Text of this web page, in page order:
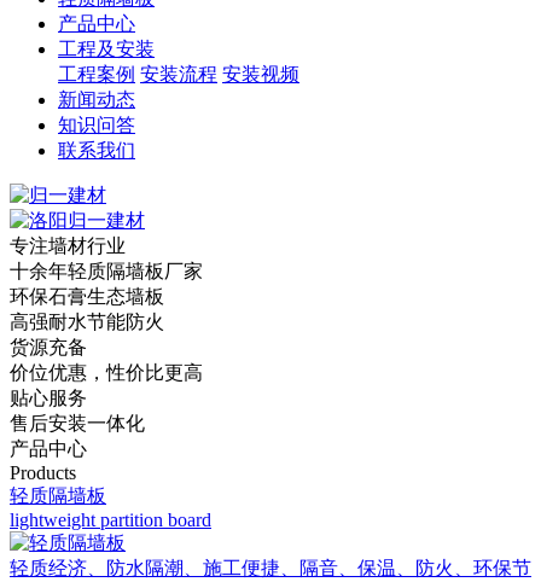
产品中心
工程及安装
工程案例 安装流程 安装视频
新闻动态
知识问答
联系我们
专注墙材行业
十余年轻质隔墙板厂家
环保石膏生态墙板
高强耐水节能防火
货源充备
价位优惠，性价比更高
贴心服务
售后安装一体化
产品中心
Products
轻质隔墙板
lightweight partition board
轻质经济、防水隔潮、施工便捷、隔音、保温、防火、环保节